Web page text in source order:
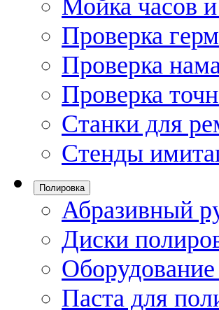
Мойка часов
Проверка
Проверка
Проверка
Станки для
Стенды
Полировка
Абразивный
Диски
Паста для